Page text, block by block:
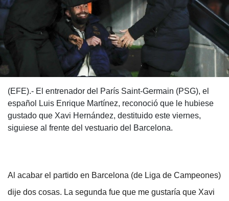
(EFE).- El entrenador del París Saint-Germain (PSG), el
español Luis Enrique Martínez, reconoció que le hubiese
gustado que Xavi Hernández, destituido este viernes,
siguiese al frente del vestuario del Barcelona.
Al acabar el partido en Barcelona (de Liga de Campeones)
dije dos cosas. La segunda fue que me gustaría que Xavi